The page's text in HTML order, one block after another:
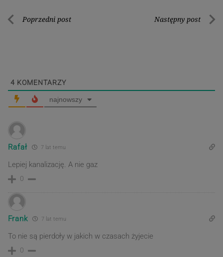
Nawigacja
Poprzedni post Następny post
4 KOMENTARZY
najnowszy
Rafał 7 lat temu
Lepiej kanalizację. A nie gaz
0
Frank 7 lat temu
To nie są pierdoły w jakich w czasach żyjecie
0